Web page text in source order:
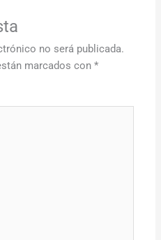
no será publicada.
marcados con*